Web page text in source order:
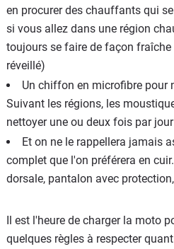
en procurer des chauffants qui
si vous allez dans une région
toujours se faire de façon
réveillé)
Un chiffon en microfibre pour
Suivant les régions, les
nettoyer une ou deux fois par
Et on ne le rappellera jamais
complet que l'on préférera en
dorsale, pantalon avec
Il est l'heure de charger la moto
quelques règles à respecter